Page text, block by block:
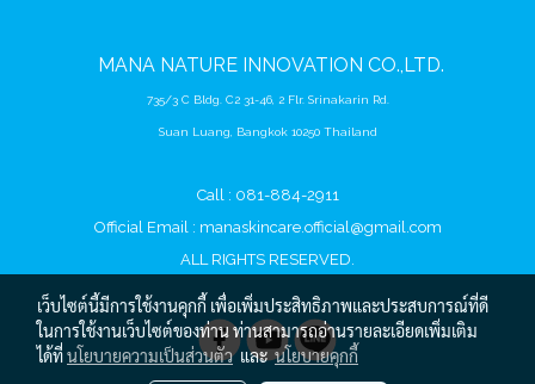
MANA NATURE INNOVATION CO.,LTD.
735/3 C Bldg. C2 31-46, 2 Flr. Srinakarin Rd.
Suan Luang, Bangkok 10250 Thailand
Call : 081-884-2911
Official Email : manaskincare.official@gmail.com
ALL RIGHTS RESERVED.
เว็บไซต์นี้มีการใช้งานคุกกี้ เพื่อเพิ่มประสิทธิภาพและประสบการณ์ที่ดี
ในการใช้งานเว็บไซต์ของท่าน ท่านสามารถอ่านรายละเอียดเพิ่มเติม
ได้ที่นโยบายความเป็นส่วนตัวและนโยบายคุกกี้